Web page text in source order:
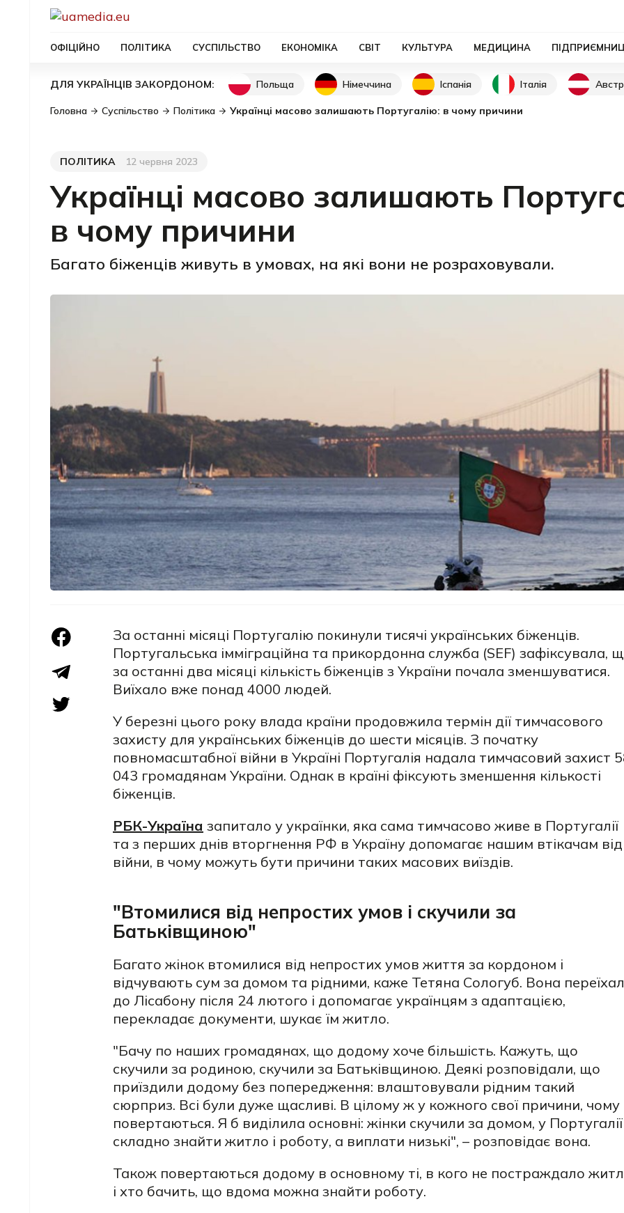
ОФІЦІЙНО ПОЛІТИКА СУСПІЛЬСТВО ЕКОНОМІКА СВІТ КУЛЬТУРА МЕДИЦИНА
ДЛЯ УКРАЇНЦІВ ЗАКОРДОНОМ: Польща Німеччина Іспанія Італія
Головна Суспільство Політика Українці масово залишають Португалію: в чому причини
Категорія
ПОЛІТИКА
Дата публікації12 червня 2023
Українці масово залишають
в чому причини
Багато біженців живуть в умовах, на які вони не розраховували.
За останні місяці Португалію покинули тисячі українських біженців.
Португальська імміграційна та прикордонна служба (SEF) зафіксувала,
за останні два місяці кількість біженців з України почала зменшуватися.
Виїхало вже понад 4000 людей.
У березні цього року влада країни продовжила термін дії тимчасового
захисту для українських біженців до шести місяців. З початку
повномасштабної війни в Україні Португалія надала тимчасовий захист
043 громадянам України. Однак в країні фіксують зменшення кількості
біженців.
РБК-Україна запитало у українки, яка сама тимчасово живе в Португалії
та з перших днів вторгнення РФ в Україну допомагає нашим втікачам від
війни, в чому можуть бути причини таких масових виїздів.
"Втомилися від непростих умов і скучили за
Батьківщиною"
Багато жінок втомилися від непростих умов життя за кордоном і
відчувають сум за домом та рідними, каже Тетяна Сологуб. Вона
до Лісабону після 24 лютого і допомагає українцям з адаптацією,
перекладає документи, шукає їм житло.
"Бачу по наших громадянах, що додому хоче більшість. Кажуть, що
скучили за родиною, скучили за Батьківщиною. Деякі розповідали, що
приїздили додому без попередження: влаштовували рідним такий
сюрприз. Всі були дуже щасливі. В цілому ж у кожного свої причини, чому
повертаються. Я б виділила основні: жінки скучили за домом, у Португалії
складно знайти житло і роботу, а виплати низькі", – розповідає вона.
Також повертаються додому в основному ті, в кого не постраждало
і хто бачить, що вдома можна знайти роботу.